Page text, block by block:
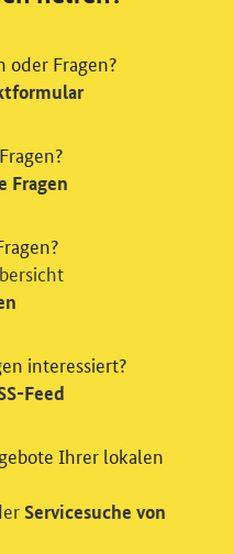
und / oder
um Ihre Einwilligung für
Webseite: Wir
verstehen, um
verbessern. Zusätzlich
Videodienstes
zu allen Diensten
oder Fragen?
Fragen
interessiert?
Feed
Ihrer lokalen
Servicesuche von